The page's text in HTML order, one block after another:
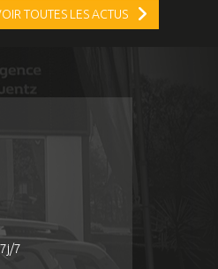
TOUTES LES ACTUS
7